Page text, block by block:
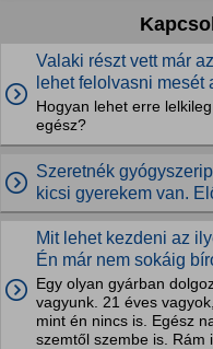
Valaki részt vett már
lehet felolvasni mesét
Hogyan lehet erre
egész?
Szeretnék
kicsi gyerekem van.
Mit lehet kezdeni az
Én már nem sokáig
Egy olyan gyárban
vagyunk. 21 éves
mint én nincs is. Egész
szemtől szembe is. Rám